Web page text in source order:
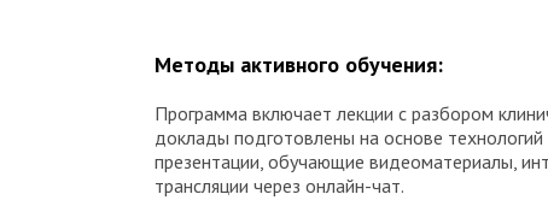
Методы активного обучения:
Программа включает лекции с разбором
доклады подготовлены на основе
презентации, обучающие видеоматериалы,
трансляции через онлайн-чат.